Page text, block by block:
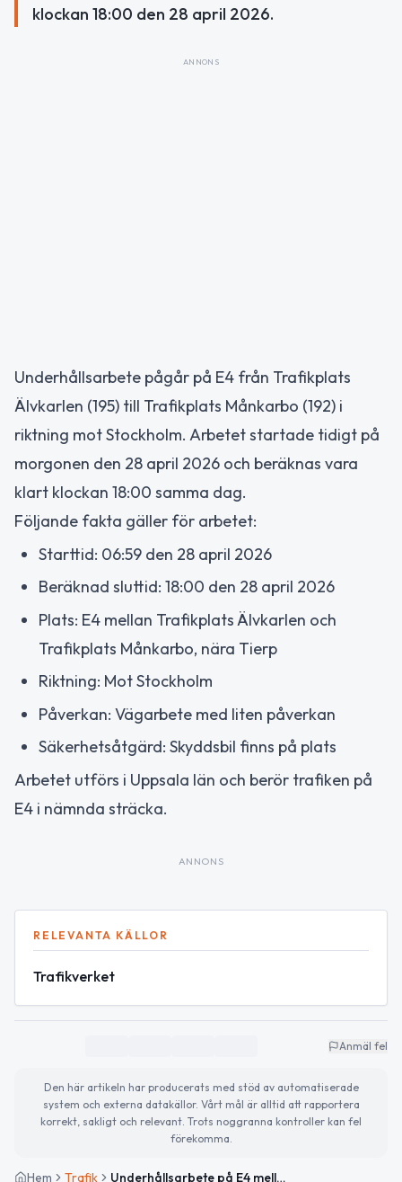
klockan 18:00 den 28 april 2026.
ANNONS
Underhållsarbete pågår på E4 från Trafikplats
Älvkarlen (195) till Trafikplats Månkarbo (192) i
riktning mot Stockholm. Arbetet startade tidigt på
morgonen den 28 april 2026 och beräknas vara
klart klockan 18:00 samma dag.
Följande fakta gäller för arbetet:
Starttid: 06:59 den 28 april 2026
Beräknad sluttid: 18:00 den 28 april 2026
Plats: E4 mellan Trafikplats Älvkarlen och
Trafikplats Månkarbo, nära Tierp
Riktning: Mot Stockholm
Påverkan: Vägarbete med liten påverkan
Säkerhetsåtgärd: Skyddsbil finns på plats
Arbetet utförs i Uppsala län och berör trafiken på
E4 i nämnda sträcka.
ANNONS
RELEVANTA KÄLLOR
Trafikverket
Anmäl fel
Den här artikeln har producerats med stöd av automatiserade
system och externa datakällor. Vårt mål är alltid att rapportera
korrekt, sakligt och relevant. Trots noggranna kontroller kan fel
förekomma.
Hem Trafik Underhållsarbete på E4 mellan Älvkarlen och Månkarbo